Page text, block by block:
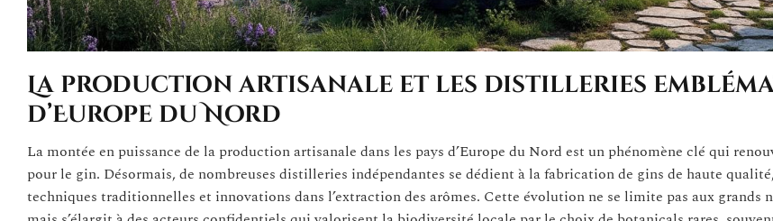
La production artisanale et les distilleries
d’Europe du Nord
La montée en puissance de la production artisanale dans les pays d’Europe du Nord est un phénomène clé qui
pour le gin. Désormais, de nombreuses distilleries indépendantes se dédient à la fabrication de gins de haute
techniques traditionnelles et innovations dans l’extraction des arômes. Cette évolution ne se limite pas aux grands